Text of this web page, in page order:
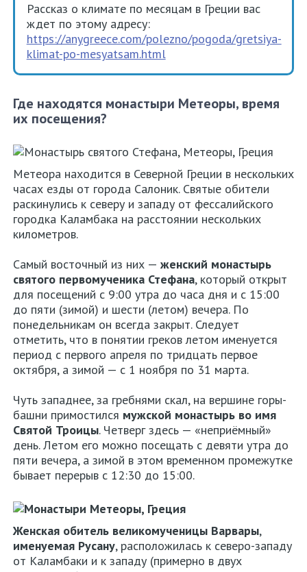
Рассказ о климате по месяцам в Греции вас
ждет по этому адресу:
https://anygreece.com/polezno/pogoda/gretsiya-
klimat-po-mesyatsam.html
Где находятся монастыри Метеоры, время
их посещения?
Метеора находится в Северной Греции в нескольких
часах езды от города Салоник. Святые обители
раскинулись к северу и западу от фессалийского
городка Каламбака на расстоянии нескольких
километров.
Самый восточный из них — женский монастырь
святого первомученика Стефана, который открыт
для посещений с 9:00 утра до часа дня и с 15:00
до пяти (зимой) и шести (летом) вечера. По
понедельникам он всегда закрыт. Следует
отметить, что в понятии греков летом именуется
период с первого апреля по тридцать первое
октября, а зимой — с 1 ноября по 31 марта.
Чуть западнее, за гребнями скал, на вершине горы-
башни примостился мужской монастырь во имя
Святой Троицы. Четверг здесь — «неприёмный»
день. Летом его можно посещать с девяти утра до
пяти вечера, а зимой в этом временном промежутке
бывает перерыв с 12:30 до 15:00.
Женская обитель великомученицы Варвары,
именуемая Русану, расположилась к северо-западу
от Каламбаки и к западу (примерно в двух